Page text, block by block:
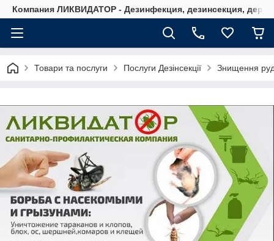
Компания ЛИКВИДАТОР - Дезинфекция, дезинсекция,
Товари та послуги Послуги Дезінсекції Знищення